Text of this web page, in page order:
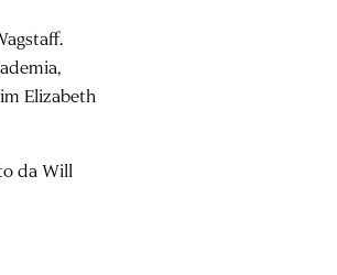
Elizabeth
da Will